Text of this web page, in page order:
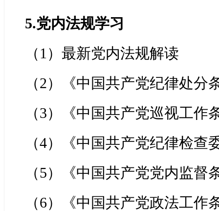
5.党内法规学习
（1）最新党内法规解读
（2）《中国共产党纪律处分
（3）《中国共产党巡视工作
（4）《中国共产党纪律检查
（5）《中国共产党党内监督
（6）《中国共产党政法工作